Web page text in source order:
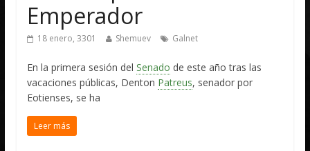
Emperador
18 enero, 3301 Shemuev Galnet
En la primera sesión delSenado de este año tras las
vacaciones públicas, Denton Patreus, senador por
Eotienses, se ha
Leer más